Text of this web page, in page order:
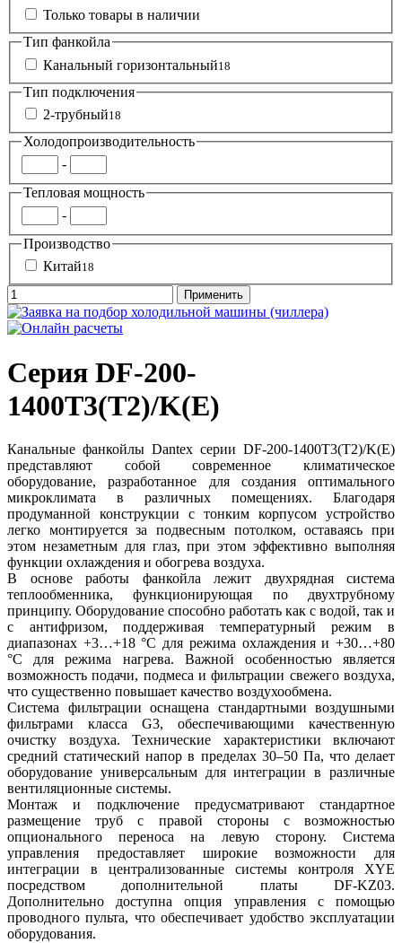
Только товары в наличии
Тип фанкойла
Канальный горизонтальный18
Тип подключения
2-трубный18
Холодопроизводительность
-
Тепловая мощность
-
Производство
Китай18
Серия DF-200-
1400T3(T2)/K(E)
Канальные фанкойлы Dantex серии DF-200-1400T3(T2)/K(E)
представляют собой современное климатическое
оборудование, разработанное для создания оптимального
микроклимата в различных помещениях. Благодаря
продуманной конструкции с тонким корпусом устройство
легко монтируется за подвесным потолком, оставаясь при
этом незаметным для глаз, при этом эффективно выполняя
функции охлаждения и обогрева воздуха.
В основе работы фанкойла лежит двухрядная система
теплообменника, функционирующая по двухтрубному
принципу. Оборудование способно работать как с водой, так и
с антифризом, поддерживая температурный режим в
диапазонах +3…+18 °C для режима охлаждения и +30…+80
°C для режима нагрева. Важной особенностью является
возможность подачи, подмеса и фильтрации свежего воздуха,
что существенно повышает качество воздухообмена.
Система фильтрации оснащена стандартными воздушными
фильтрами класса G3, обеспечивающими качественную
очистку воздуха. Технические характеристики включают
средний статический напор в пределах 30–50 Па, что делает
оборудование универсальным для интеграции в различные
вентиляционные системы.
Монтаж и подключение предусматривают стандартное
размещение труб с правой стороны с возможностью
опционального переноса на левую сторону. Система
управления предоставляет широкие возможности для
интеграции в централизованные системы контроля XYE
посредством дополнительной платы DF-KZ03.
Дополнительно доступна опция управления с помощью
проводного пульта, что обеспечивает удобство эксплуатации
оборудования.